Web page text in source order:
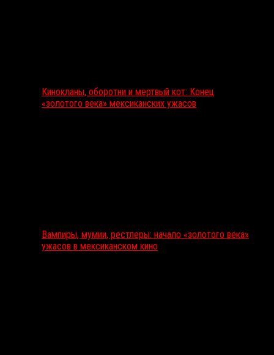
Кинокланы, оборотни и мертвый кот: Конец
«золотого века» мексиканских ужасов
Вампиры, мумии, рестлеры: начало «золотого века»
ужасов в мексиканском кино